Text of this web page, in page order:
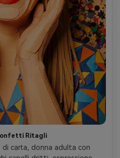
Ritagli
carta, donna adulta con